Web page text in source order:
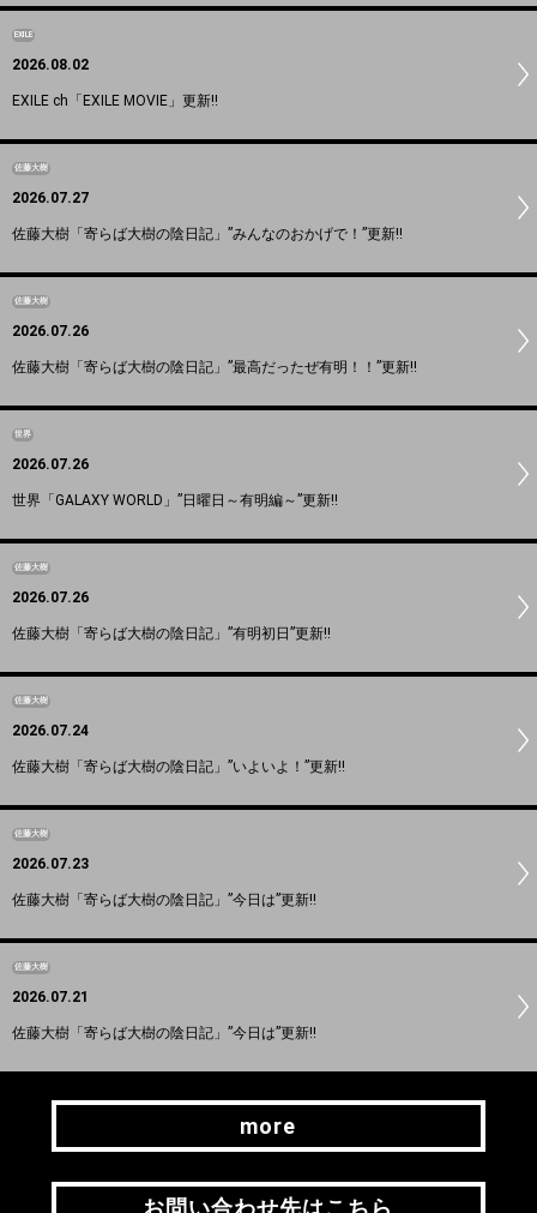
EXILE
2026.08.02
EXILE ch「EXILE MOVIE」更新!!
佐藤大樹
2026.07.27
佐藤大樹「寄らば大樹の陰日記」”みんなのおかげで！”更新!!
佐藤大樹
2026.07.26
佐藤大樹「寄らば大樹の陰日記」”最高だったぜ有明！！”更新!!
世界
2026.07.26
世界「GALAXY WORLD」”日曜日～有明編～”更新!!
佐藤大樹
2026.07.26
佐藤大樹「寄らば大樹の陰日記」”有明初日”更新!!
佐藤大樹
2026.07.24
佐藤大樹「寄らば大樹の陰日記」”いよいよ！”更新!!
佐藤大樹
2026.07.23
佐藤大樹「寄らば大樹の陰日記」”今日は”更新!!
佐藤大樹
2026.07.21
佐藤大樹「寄らば大樹の陰日記」”今日は”更新!!
more
more
お問い合わせ先はこちら
お問い合わせ先はこちら